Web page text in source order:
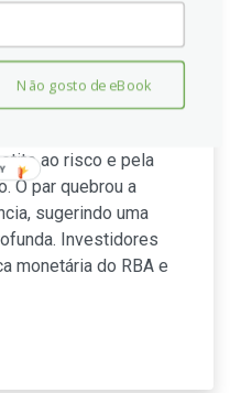
perto de
ao risco e pela
O par quebrou a
sugerindo uma
Investidores
monetária do RBA e
Não gosto de eBook